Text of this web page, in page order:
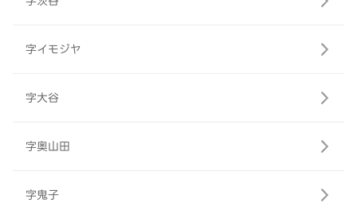
字イモジヤ
字大谷
字奥山田
字鬼子